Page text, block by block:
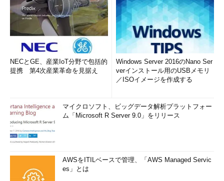
NECとGE、産業IoT分野で包括的
提携 第4次産業革命を見据え
Windows Server 2016のNano Ser
verインストール用のUSBメモリ
／ISOイメージを作成する
マイクロソフト、ビッグデータ解析プラットフォー
ム「Microsoft R Server 9.0」をリリース
AWSをITILベースで管理、「AWS Managed Servic
es」とは